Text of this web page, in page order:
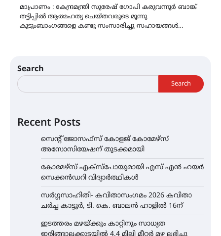
മാപ്രാണം : കേന്ദ്രമന്ത്രി സുരേഷ് ഗോപി കരുവന്നൂർ ബാങ്ക്
തട്ടിപ്പിൽ ആത്മഹത്യ ചെയ്തവരുടെ മൂന്നു
കുടുംബാംഗങ്ങളെ കണ്ടു സംസാരിച്ചു സഹായങ്ങൾ…
Search
Search
Recent Posts
സെന്റ് ജോസഫ്സ് കോളജ് കോമേഴ്‌സ്
അസോസിയേഷന് തുടക്കമായി
കോമേഴ്സ് എക്സ്പോയുമായി എസ് എൻ ഹയർ
സെക്കൻഡറി വിദ്യാർത്ഥികൾ
സർഗ്ഗസാഹിതി- കവിതാസംഗമം 2026 കവിതാ
ചർച്ച കാട്ടൂർ, ടി. കെ. ബാലൻ ഹാളിൽ 16ന്
ഇടത്തരം മഴയ്ക്കും കാറ്റിനും സാധ്യത